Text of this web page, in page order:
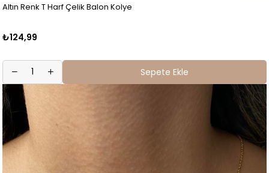
Altın Renk T Harf Çelik Balon Kolye
₺124,99
Sepete Ekle